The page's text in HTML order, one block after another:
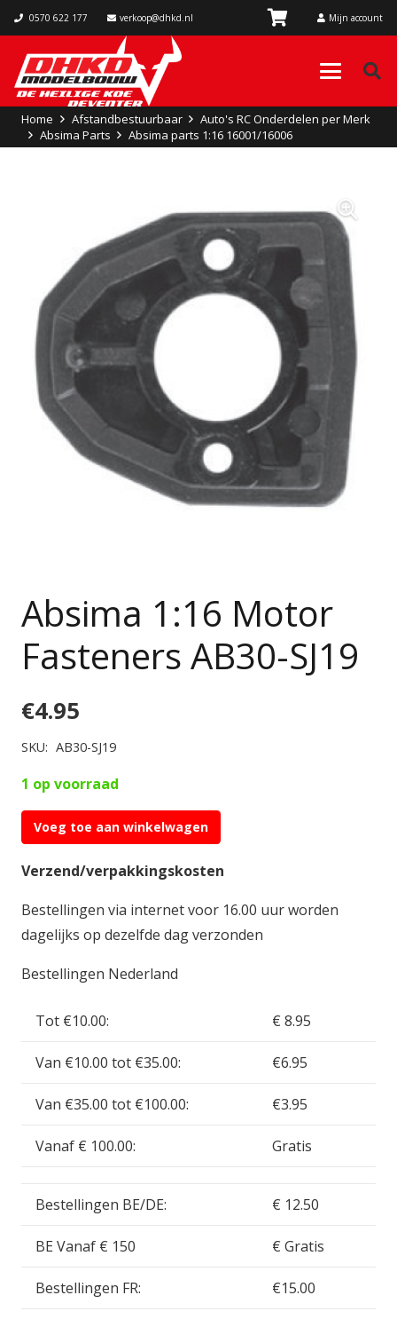
0570 622 177 verkoop@dhkd.nl Mijn account
Home Afstandbestuurbaar
Auto's RC Onderdelen per Merk
Absima Parts
Absima parts 1:16 16001/16006
Absima 1:16 Motor
Fasteners AB30-SJ19
€4.95
SKU: AB30-SJ19
1 op voorraad
Absima
1:16
Fasteners
AB30-
Voeg toe aan winkelwagen
Verzend/verpakkingskosten
Bestellingen via internet voor 16.00 uur worden
dagelijks op dezelfde dag verzonden
Bestellingen Nederland
Tot €10.00: € 8.95
Van €10.00 tot €35.00: €6.95
Van €35.00 tot €100.00: €3.95
Vanaf € 100.00: Gratis
Bestellingen BE/DE: € 12.50
BE Vanaf € 150 € Gratis
Bestellingen FR: €15.00